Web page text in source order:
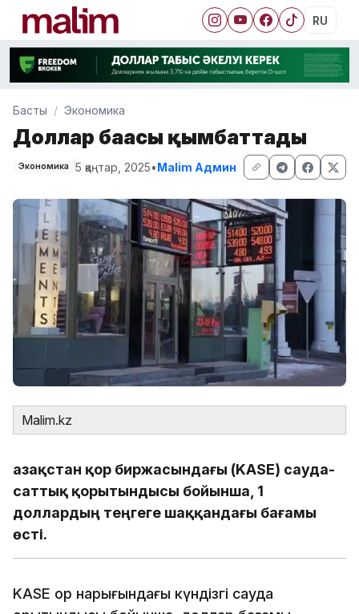
RU
Басты Экономика
Доллар бағасы қымбаттады
Экономика 5 қаңтар, 2025•Malim Админ
Malim.kz
Қазақстан қор биржасындағы (KASE) сауда-
саттық қорытындысы бойынша, 1
доллардың теңгеге шаққандағы бағамы
өсті.
KASE қор нарығындағы күндізгі сауда